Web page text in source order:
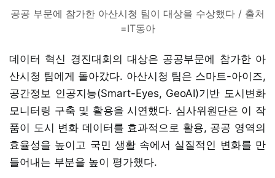
공공 부문에 참가한 아산시청 팀이 대상을 수상했다 / 출처
=IT동아
데이터 혁신 경진대회의 대상은 공공부문에 참가한 아
산시청 팀에게 돌아갔다. 아산시청 팀은 스마트-아이즈,
공간정보 인공지능(Smart-Eyes, GeoAI)기반 도시변화
모니터링 구축 및 활용을 시연했다. 심사위원단은 이 작
품이 도시 변화 데이터를 효과적으로 활용, 공공 영역의
효율성을 높이고 국민 생활 속에서 실질적인 변화를 만
들어내는 부분을 높이 평가했다.